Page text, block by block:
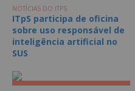
NOTÍCIAS DO ITPS
ITpS participa de oficina
sobre uso responsável de
inteligência artificial no
SUS